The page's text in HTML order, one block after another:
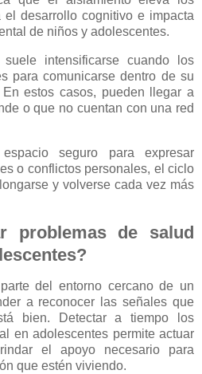
desarrollo cognitivo e impacta
de niños y adolescentes.
intensificarse cuando los
para comunicarse dentro de su
estos casos, pueden llegar a
o que no cuentan con una red
seguro para expresar
o conflictos personales, el ciclo
y volverse cada vez más
problemas de salud
del entorno cercano de un
a reconocer las señales que
bien. Detectar a tiempo los
en adolescentes permite actuar
el apoyo necesario para
que estén viviendo.